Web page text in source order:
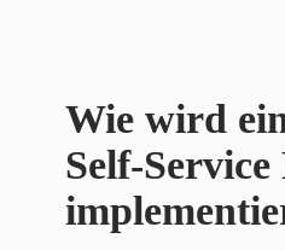
Wie wird
Self-